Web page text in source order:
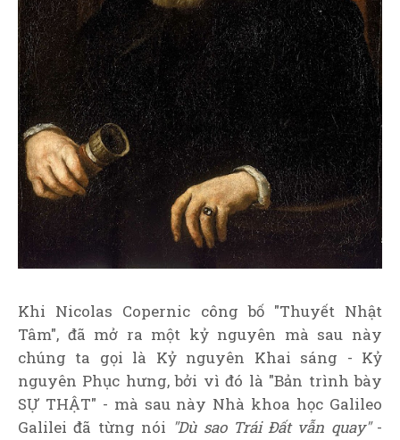
Khi Nicolas Copernic công bố "Thuyết Nhật
Tâm", đã mở ra một kỷ nguyên mà sau này
chúng ta gọi là Kỷ nguyên Khai sáng - Kỷ
nguyên Phục hưng, bởi vì đó là "Bản trình bày
SỰ THẬT" - mà sau này Nhà khoa học Galileo
Galilei đã từng nói "Dù sao Trái Đất vẫn quay"-